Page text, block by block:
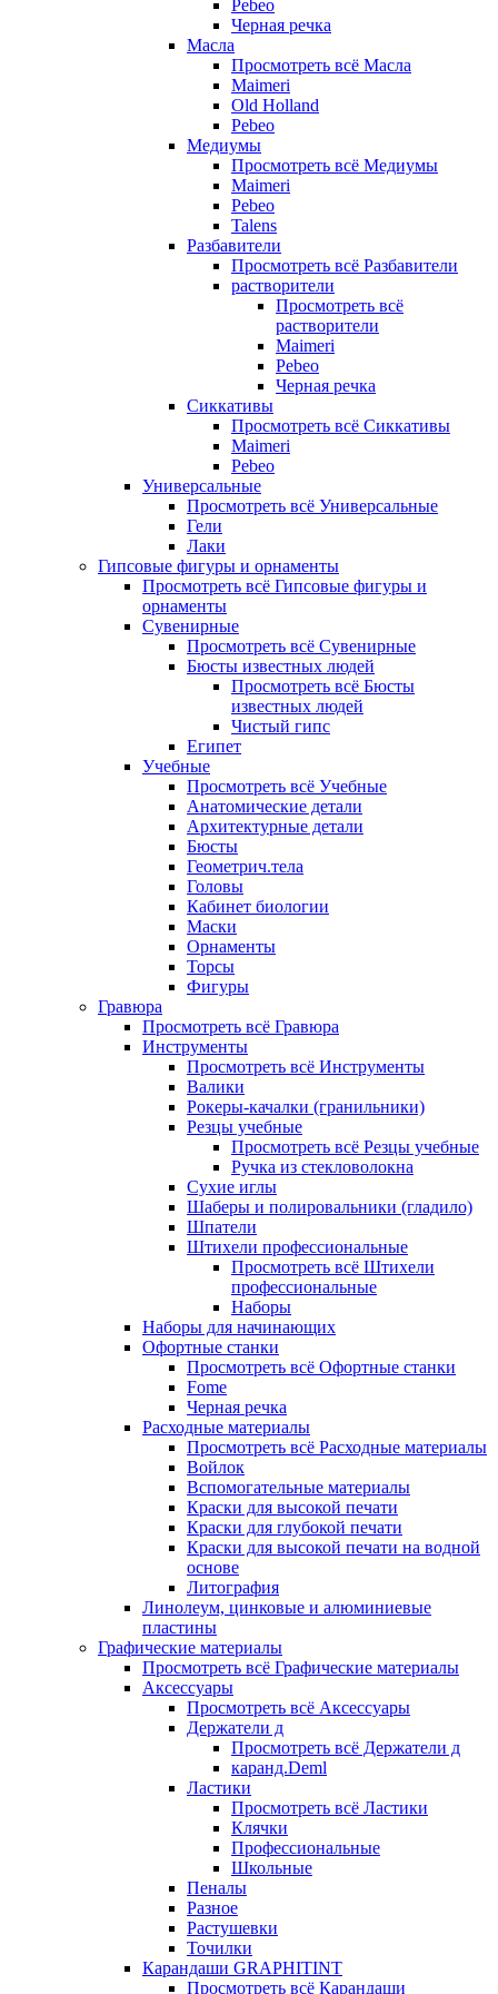
Pebeo
Черная речка
Масла
Просмотреть всё Масла
Maimeri
Old Holland
Pebeo
Медиумы
Просмотреть всё Медиумы
Maimeri
Pebeo
Talens
Разбавители
Просмотреть всё Разбавители
растворители
Просмотреть всё
растворители
Maimeri
Pebeo
Черная речка
Сиккативы
Просмотреть всё Сиккативы
Maimeri
Pebeo
Универсальные
Просмотреть всё Универсальные
Гели
Лаки
Гипсовые фигуры и орнаменты
Просмотреть всё Гипсовые фигуры и
орнаменты
Сувенирные
Просмотреть всё Сувенирные
Бюсты известных людей
Просмотреть всё Бюсты
известных людей
Чистый гипс
Египет
Учебные
Просмотреть всё Учебные
Анатомические детали
Архитектурные детали
Бюсты
Геометрич.тела
Головы
Кабинет биологии
Маски
Орнаменты
Торсы
Фигуры
Гравюра
Просмотреть всё Гравюра
Инструменты
Просмотреть всё Инструменты
Валики
Рокеры-качалки (гранильники)
Резцы учебные
Просмотреть всё Резцы учебные
Ручка из стекловолокна
Сухие иглы
Шаберы и полировальники (гладило)
Шпатели
Штихели профессиональные
Просмотреть всё Штихели
профессиональные
Наборы
Наборы для начинающих
Офортные станки
Просмотреть всё Офортные станки
Fome
Черная речка
Расходные материалы
Просмотреть всё Расходные материалы
Войлок
Вспомогательные материалы
Краски для высокой печати
Краски для глубокой печати
Краски для высокой печати на водной
основе
Литография
Линолеум, цинковые и алюминиевые
пластины
Графические материалы
Просмотреть всё Графические материалы
Аксессуары
Просмотреть всё Аксессуары
Держатели д
Просмотреть всё Держатели д
каранд.Deml
Ластики
Просмотреть всё Ластики
Клячки
Профессиональные
Школьные
Пеналы
Разное
Растушевки
Точилки
Карандаши GRAPHITINT
Просмотреть всё Карандаши